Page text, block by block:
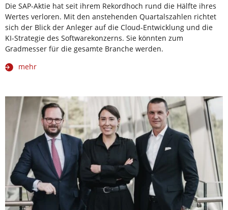
Die SAP-Aktie hat seit ihrem Rekordhoch rund die Hälfte ihres
Wertes verloren. Mit den anstehenden Quartalszahlen richtet
sich der Blick der Anleger auf die Cloud-Entwicklung und die
KI-Strategie des Softwarekonzerns. Sie könnten zum
Gradmesser für die gesamte Branche werden.
mehr